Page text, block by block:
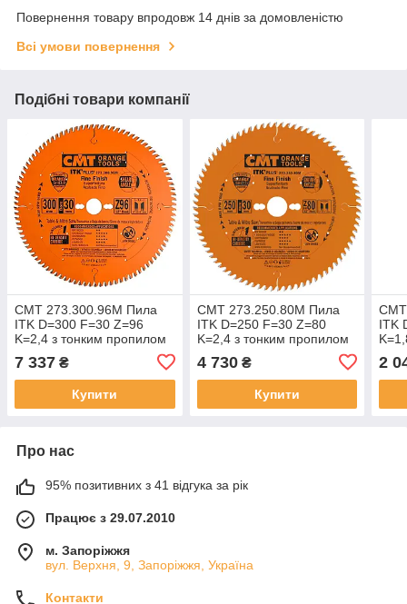
Повернення товару впродовж 14 днів за домовленістю
Всі умови повернення
Подібні товари компанії
СМТ 273.300.96M Пила
ITK D=300 F=30 Z=96
K=2,4 з тонким пропилом
7 337 ₴
Купити
СМТ 273.250.80M Пила
ITK D=250 F=30 Z=80
K=2,4 з тонким пропилом
4 730₴
Купити
СМТ
ITK
25)
2
Про нас
95% позитивних з 41 відгука за рік
Працює з 29.07.2010
м. Запоріжжя
вул. Верхня, 9, Запоріжжя, Україна
Контакти